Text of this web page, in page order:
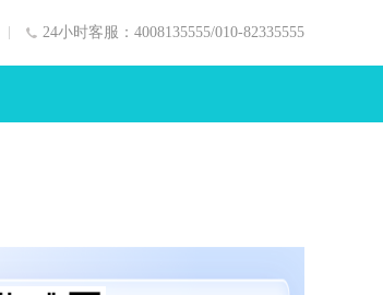
24小时客服：4008135555/010-82335555